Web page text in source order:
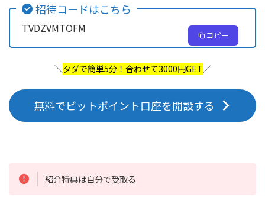
招待コードはこちら
TVDZVMTOFM
コピー
＼タダで簡単5分！合わせて3000円GET／
無料でビットポイント口座を開設する
紹介特典は自分で受取る